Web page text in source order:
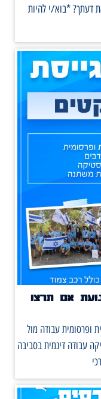
דעתך? *בוא/י להיות
אם תרצו
ופרסומית עבודה מול
עבודה דינמית בסביבה